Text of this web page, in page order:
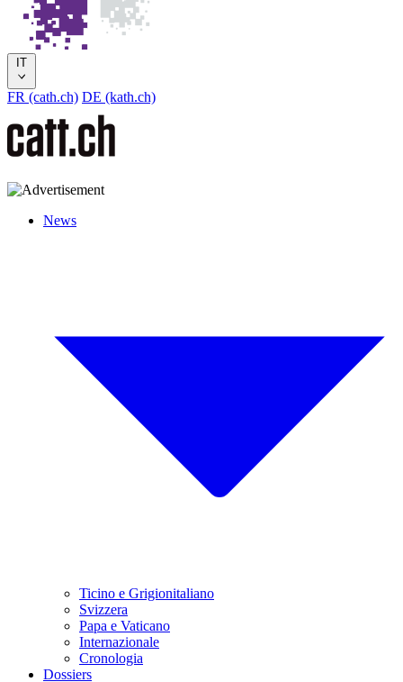
IT
FR (cath.ch) DE (kath.ch)
News
Ticino e Grigionitaliano
Svizzera
Papa e Vaticano
Internazionale
Cronologia
Dossiers